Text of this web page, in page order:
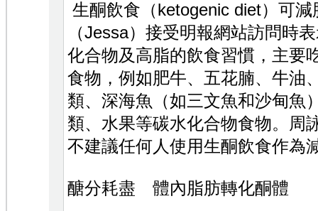
生酮飲食（ketogenic diet）可
（Jessa）接受明報網站訪問時
化合物及高脂的飲食習慣，主要
食物，例如肥牛、五花腩、牛油
類、深海魚（如三文魚和沙甸魚
類、水果等碳水化合物食物。周
不建議任何人使用生酮飲食作為
醣分耗盡 體內脂肪轉化酮體